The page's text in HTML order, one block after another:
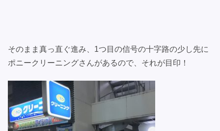
そのまま真っ直ぐ進み、1つ目の信号の十字路の少し先に
ポニークリーニングさんがあるので、それが目印！